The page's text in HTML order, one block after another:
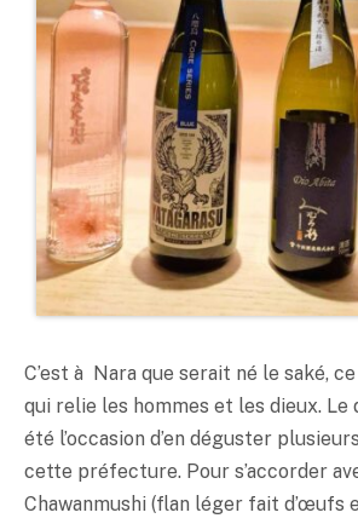
C’est à Nara que serait né le saké,
qui relie les hommes et les dieux. Le
été l’occasion d’en déguster
cette préfecture. Pour s’accorder
Chawanmushi (flan léger fait d’œufs